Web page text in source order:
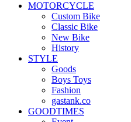
MOTORCYCLE
Custom Bike
Classic Bike
New Bike
History
STYLE
Goods
Boys Toys
Fashion
gastank.co
GOODTIMES